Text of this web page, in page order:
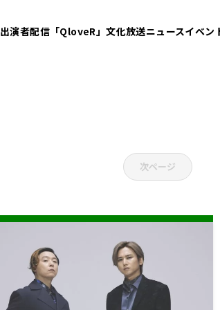
出演者配信「QloveR」文化放送ニュースイベン
次ページ